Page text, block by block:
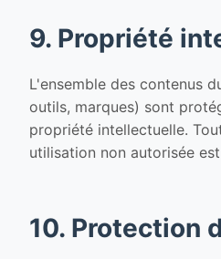
9. Propriété
L'ensemble des contenus
outils, marques) sont
propriété intellectuelle.
utilisation non autorisée
10. Protection